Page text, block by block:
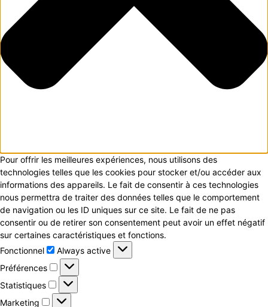
Pour offrir les meilleures expériences, nous utilisons des
technologies telles que les cookies pour stocker et/ou accéder aux
informations des appareils. Le fait de consentir à ces technologies
nous permettra de traiter des données telles que le comportement
de navigation ou les ID uniques sur ce site. Le fait de ne pas
consentir ou de retirer son consentement peut avoir un effet négatif
sur certaines caractéristiques et fonctions.
Fonctionnel
Fonctionnel
Always active
Préférences
Préférences
Statistiques Statistiques
Marketing Marketing